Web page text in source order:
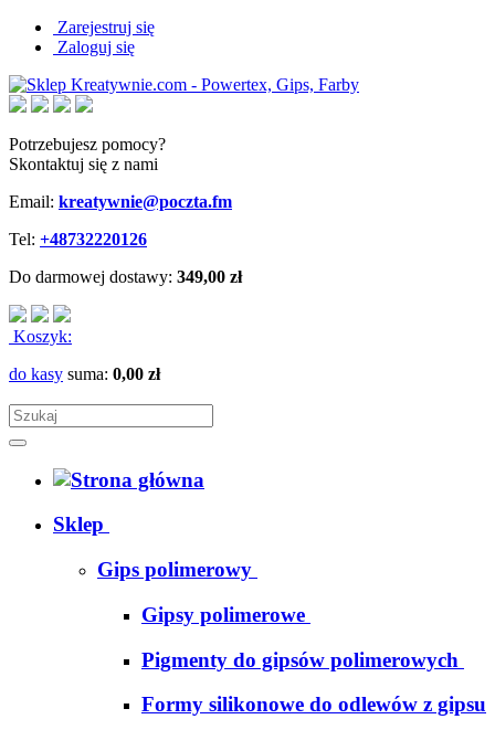
Zarejestruj się
Zaloguj się
Potrzebujesz pomocy?
Skontaktuj się z nami
Email: kreatywnie@poczta.fm
Tel: +48732220126
Do darmowej dostawy: 349,00 zł
Koszyk:
do kasy suma: 0,00 zł
Sklep
Gips polimerowy
Gipsy polimerowe
Pigmenty do gipsów polimerowych
Formy silikonowe do odlewów z gipsu